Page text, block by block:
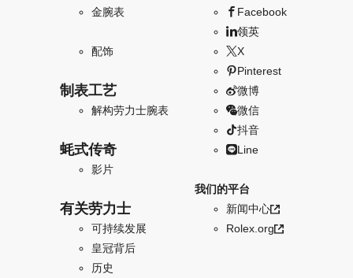
金腕表
配饰
制表工艺
解构劳力士腕表
蚝式传奇
影片
有关劳力士
可持续发展
皇冠背后
历史
Facebook
领英
X
Pinterest
微博
微信
抖音
Line
我们的平台
新闻中心
Rolex.org